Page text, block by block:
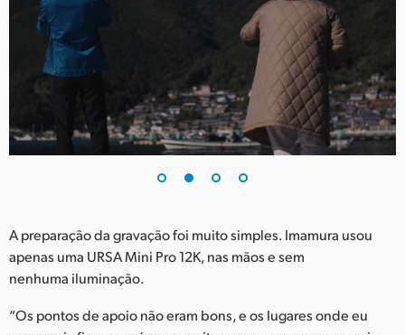
Sweden
Chinese Taipei
UAE
United States
A preparação da gravação foi muito simples. Imamura usou
apenas uma URSA Mini Pro 12K, nas mãos e sem
nenhuma iluminação.
“Os pontos de apoio não eram bons, e os lugares onde eu